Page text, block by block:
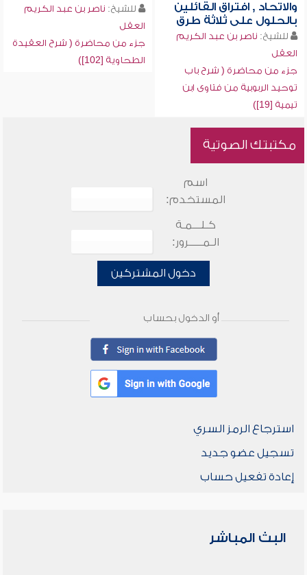
والاتحاد , افتراق القائلين
بالحلول على ثلاثة طرق
للشيخ: ناصر بن عبد الكريم
العقل
جزء من محاضرة ( شرح باب
توحيد الربوبية من فتاوى ابن
تيمية [19])
للشيخ: ناصر بن عبد الكريم
العقل
جزء من محاضرة ( شرح العقيدة
الطحاوية [102])
مكتبتك الصوتية
اسم
المستخدم:
كـلـــمـة
الـمـــــرور:
دخول المشتركين
أو الدخول بحساب
استرجاع الرمز السري
تسجيل عضو جديد
إعادة تفعيل حساب
البث المباشر